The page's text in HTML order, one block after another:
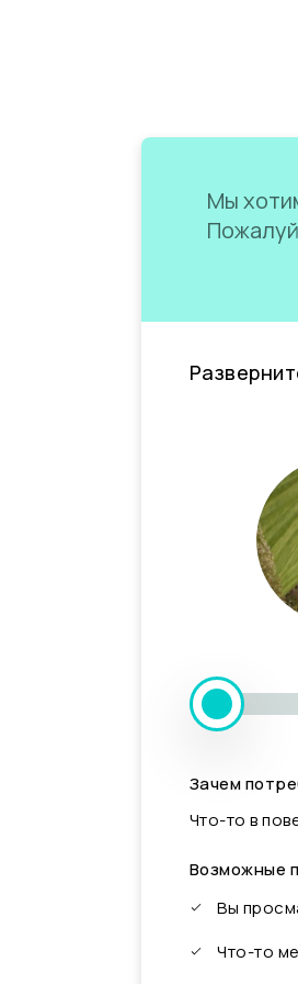
Мы
Зачем
Что-то в
Возможные
Вы
Что-то